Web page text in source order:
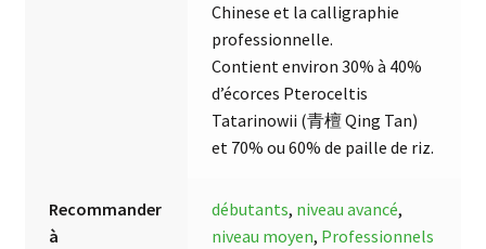
Chinese et la calligraphie
professionnelle.
Contient environ 30% à 40%
d’écorces Pteroceltis
Tatarinowii (青檀 Qing Tan)
et 70% ou 60% de paille de riz.
Recommander
à
débutants, niveau avancé,
niveau moyen, Professionnels